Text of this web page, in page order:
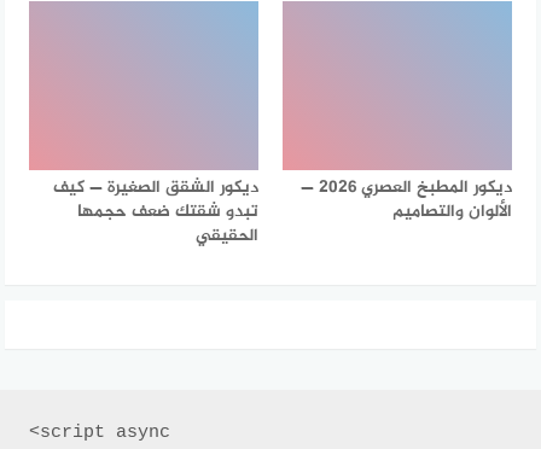
ديكور المطبخ العصري 2026 —
الألوان والتصاميم
ديكور الشقق الصغيرة — كيف
تبدو شقتك ضعف حجمها
الحقيقي
<script async